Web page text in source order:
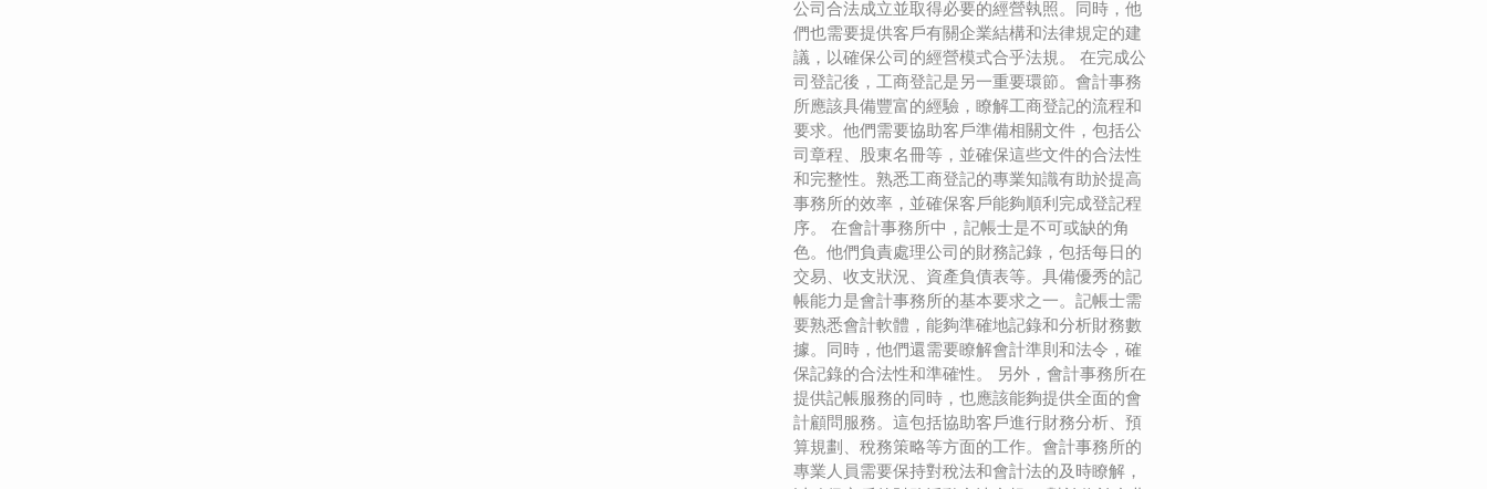
公司合法成立並取得必要的經營執照。同時，他
們也需要提供客戶有關企業結構和法律規定的建
議，以確保公司的經營模式合乎法規。 在完成公
司登記後，工商登記是另一重要環節。會計事務
所應該具備豐富的經驗，瞭解工商登記的流程和
要求。他們需要協助客戶準備相關文件，包括公
司章程、股東名冊等，並確保這些文件的合法性
和完整性。熟悉工商登記的專業知識有助於提高
事務所的效率，並確保客戶能夠順利完成登記程
序。 在會計事務所中，記帳士是不可或缺的角
色。他們負責處理公司的財務記錄，包括每日的
交易、收支狀況、資產負債表等。具備優秀的記
帳能力是會計事務所的基本要求之一。記帳士需
要熟悉會計軟體，能夠準確地記錄和分析財務數
據。同時，他們還需要瞭解會計準則和法令，確
保記錄的合法性和準確性。 另外，會計事務所在
提供記帳服務的同時，也應該能夠提供全面的會
計顧問服務。這包括協助客戶進行財務分析、預
算規劃、稅務策略等方面的工作。會計事務所的
專業人員需要保持對稅法和會計法的及時瞭解，